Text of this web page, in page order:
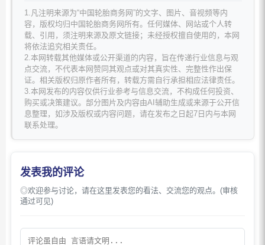
1.凡注明来源为“中国轮胎商务网”的文字、图片、音视频等内
容，版权均归中国轮胎商务网所有。任何媒体、网站或个人转
载、引用，须注明来源及原文链接；未经授权擅自使用的，本网
将依法追究相关责任。
2.本网转载其他媒体或公开渠道的内容，旨在传递行业信息与观
点交流，不代表本网赞同其观点或对其真实性、完整性作出保
证。相关版权归原作者所有，转载方需自行承担相应法律责任。
3.本网发布的内容仅供行业参考与信息交流，不构成任何投资、
购买或决策建议。部分图片及内容由AI辅助生成或来源于公开信
息整理，如涉及版权或内容问题，请在发布之日起7日内与本网
联系处理。
发表我的评论
◎欢迎参与讨论，请在这里发表您的看法、交流您的观点。(审核
通过可见)